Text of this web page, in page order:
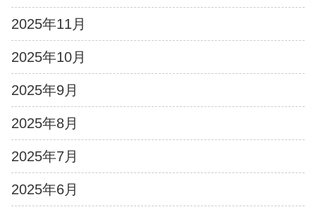
2025年11月
2025年10月
2025年9月
2025年8月
2025年7月
2025年6月